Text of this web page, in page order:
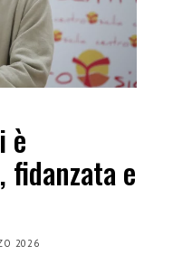
è
fidanzata e
2026